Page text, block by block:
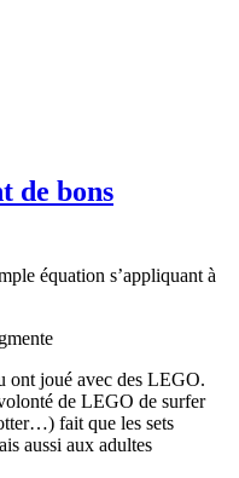
de bons
équation s’appliquant à
ont joué avec des LEGO.
de LEGO de surfer
fait que les sets
aussi aux adultes